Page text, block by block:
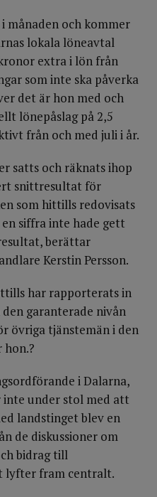
månaden och kommer
lokala löneavtal
extra i lön från
som inte ska påverka
det är hon med och
lönepåslag på 2,5
från och med juli i år.
satts och räknats ihop
snittresultat för
som hittills redovisats
siffra inte hade gett
berättar
Kerstin Persson.
har rapporterats in
garanterade nivån
övriga tjänstemän i den
hon.?
i Dalarna,
inte under stol med att
landstinget blev en
de diskussioner om
bidrag till
lyfter fram centralt.